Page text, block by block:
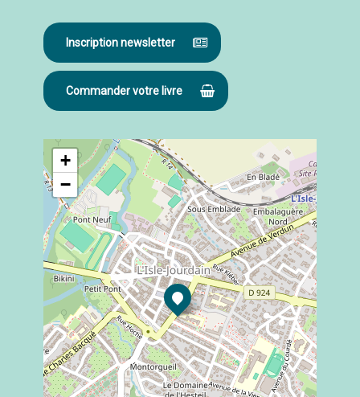
Inscription newsletter
Commander votre livre
+
−